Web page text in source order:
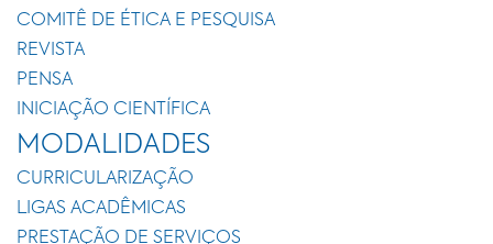
COMITÊ DE ÉTICA E PESQUISA
REVISTA
PENSA
INICIAÇÃO CIENTÍFICA
MODALIDADES
CURRICULARIZAÇÃO
LIGAS ACADÊMICAS
PRESTAÇÃO DE SERVIÇOS